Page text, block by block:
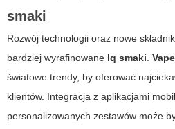
smaki
Rozwój technologii oraz nowe
bardziej wyrafinowane lq smaki
światowe trendy, by oferować
klientów. Integracja z aplikacjami
personalizowanych zestawów może